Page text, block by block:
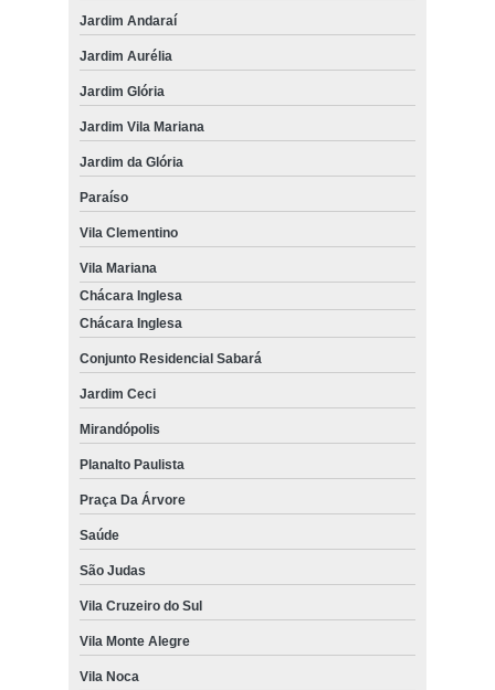
Jardim Andaraí
Jardim Aurélia
Jardim Glória
Jardim Vila Mariana
Jardim da Glória
Paraíso
Vila Clementino
Vila Mariana
Chácara Inglesa
Chácara Inglesa
Conjunto Residencial Sabará
Jardim Ceci
Mirandópolis
Planalto Paulista
Praça Da Árvore
Saúde
São Judas
Vila Cruzeiro do Sul
Vila Monte Alegre
Vila Noca